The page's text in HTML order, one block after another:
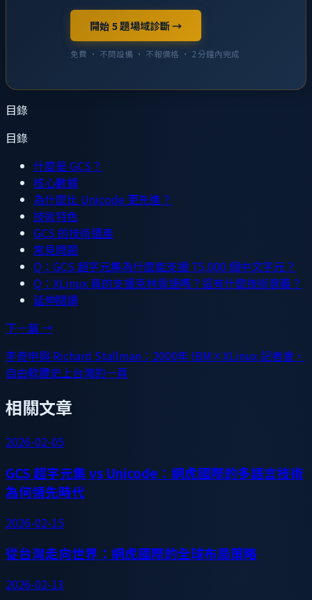
開始 5 題場域診斷 →
免費 · 不問設備 · 不報價格 · 2 分鐘內完成
目錄
目錄
什麼是 GCS？
核心數據
為什麼比 Unicode 更先進？
技術特色
GCS 的技術遺產
常見問題
Q：GCS 超字元集為什麼能支援 75,000 個中文字元？
Q：XLinux 真的支援克林貢語嗎？這有什麼技術意義？
延伸閱讀
下一篇 →
李奇申與 Richard Stallman：2000年 IBM×XLinux 記者會，
自由軟體史上台灣的一頁
相關文章
2026-02-05
GCS 超字元集 vs Unicode：網虎國際的多語言技術
為何領先時代
2026-02-15
從台灣走向世界：網虎國際的全球布局策略
2026-02-13